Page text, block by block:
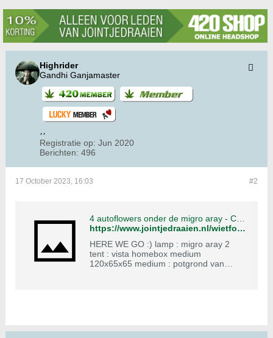
Highrider
Gandhi Ganjamaster
Registratie op: Jun 2020
Berichten: 496
#2
17 October 2023, 16:03
https://www.jointjedraaien.nl/wietforum/forum/binnen-wiet-kweken/binnen-wiet-kweken-aa/kweekverslagen/1688450-4-autoflowers-onder-de-migro-aray?p=1689678#post1689678
HERE WE GO :) lamp : migro aray 2
tent : vista homebox medium
120x65x65 medium : potgrond van
sweet seeds